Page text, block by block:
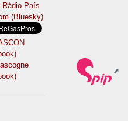
Ràdio País
(Bluesky)